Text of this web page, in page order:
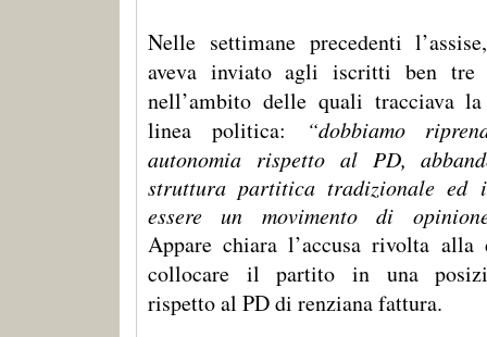
Nelle settimane precedenti
aveva inviato agli iscritti ben tre
nell’ambito delle quali tracciava
linea politica:
“dobbiamo
autonomia rispetto al PD,
struttura partitica tradizionale ed
essere un movimento di
Appare chiara l’accusa rivolta
collocare il partito in una
rispetto al PD di renziana fattura.